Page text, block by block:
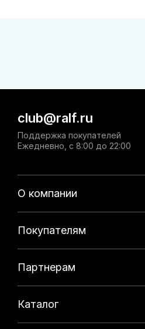
О компании
Покупателям
Партнерам
Каталог
club@ralf.ru
Поддержка покупателей
Ежедневно, с 8:00 до 22:00